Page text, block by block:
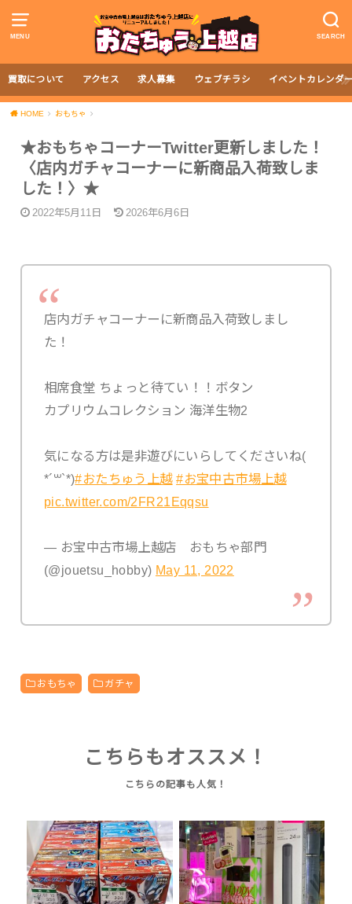
MENU SEARCH
買取について アクセス 求人募集 ウェブチラシ イベントカレンダ
HOME おもちゃ
★おもちゃコーナーTwitter更新しました！
〈店内ガチャコーナーに新商品入荷致しま
した！〉★
2022年5月11日 2026年6月6日
店内ガチャコーナーに新商品入荷致しまし
た！
相席食堂 ちょっと待てい！！ボタン
カプリウムコレクション 海洋生物2
気になる方は是非遊びにいらしてくださいね(
*´꒳`*)#おたちゅう上越 #お宝中古市場上越
pic.twitter.com/2FR21Eqqsu
— お宝中古市場上越店 おもちゃ部門
(@jouetsu_hobby) May 11, 2022
おもちゃ ガチャ
こちらもオススメ！